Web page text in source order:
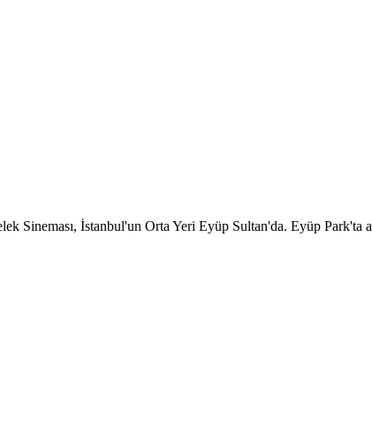
Sineması, İstanbul'un Orta Yeri Eyüp Sultan'da. Eyüp Park'ta